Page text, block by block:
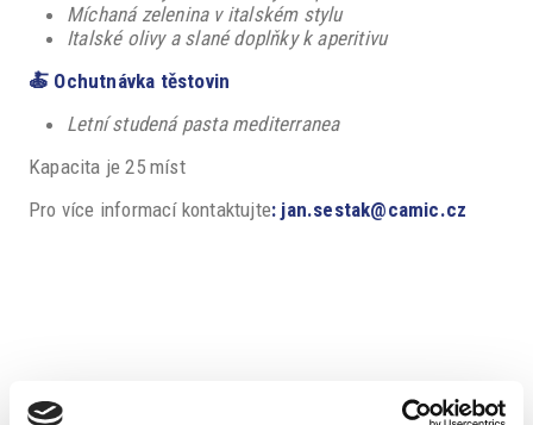
Míchaná zelenina v italském stylu
Italské olivy a slané doplňky k aperitivu
🍝 Ochutnávka těstovin
Letní studená pasta mediterranea
Kapacita je 25 míst
Pro více informací kontaktujte: jan.sestak@camic.cz